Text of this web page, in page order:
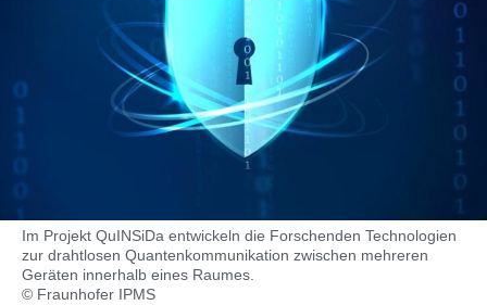
Im Projekt QuINSiDa entwickeln die Forschenden Technologien
zur drahtlosen Quantenkommunikation zwischen mehreren
Geräten innerhalb eines Raumes.
© Fraunhofer IPMS